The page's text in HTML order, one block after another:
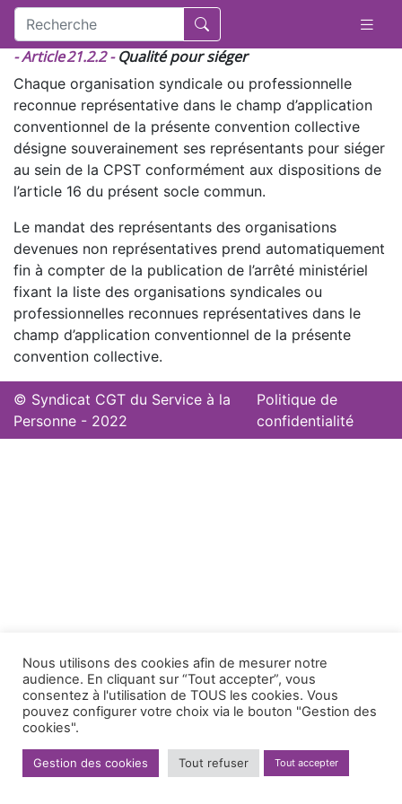
- Article 21.2.2 -Qualité pour siéger
Chaque organisation syndicale ou professionnelle
reconnue représentative dans le champ d’application
conventionnel de la présente convention collective
désigne souverainement ses représentants pour siéger
au sein de la CPST conformément aux dispositions de
l’article 16 du présent socle commun.
Le mandat des représentants des organisations
devenues non représentatives prend automatiquement
fin à compter de la publication de l’arrêté ministériel
fixant la liste des organisations syndicales ou
professionnelles reconnues représentatives dans le
champ d’application conventionnel de la présente
convention collective.
© Syndicat CGT du Service à la
Personne - 2022
Politique de
confidentialité
Nous utilisons des cookies afin de mesurer notre
audience. En cliquant sur “Tout accepter”, vous
consentez à l'utilisation de TOUS les cookies. Vous
pouvez configurer votre choix via le bouton "Gestion des
cookies".
Gestion des cookies Tout refuser Tout accepter